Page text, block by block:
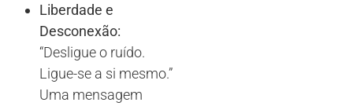
Liberdade e
Desconexão:
“Desligue o ruído.
Ligue-se a si mesmo.”
Uma mensagem